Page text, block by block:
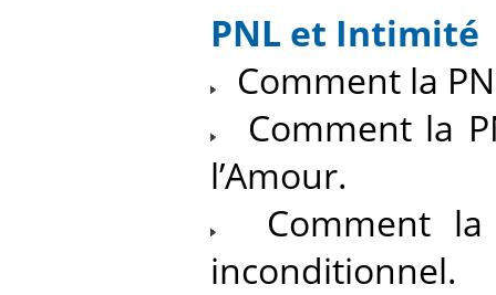
PNL et Intimité
Comment la
Comment la
l’Amour.
Comment la
inconditionnel.